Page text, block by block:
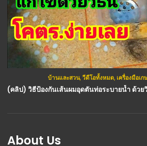
บ้านและสวน,วีดีโอทั้งหมด, เครื่องมือเ
ป่าไม้,วีดีโอทั้งหมด,อาชีพ
About Us